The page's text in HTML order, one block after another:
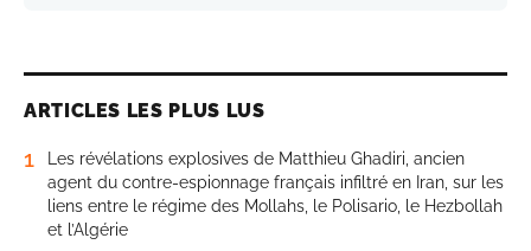
ARTICLES LES PLUS LUS
1
Les révélations explosives de Matthieu Ghadiri, ancien
agent du contre-espionnage français infiltré en Iran, sur les
liens entre le régime des Mollahs, le Polisario, le Hezbollah
et l’Algérie